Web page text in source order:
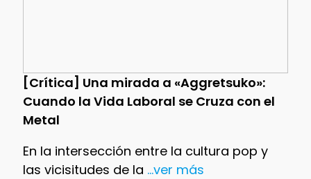
[Crítica] Una mirada a «Aggretsuko»:
Cuando la Vida Laboral se Cruza con el
Metal
En la intersección entre la cultura pop y
las vicisitudes de la ...ver más